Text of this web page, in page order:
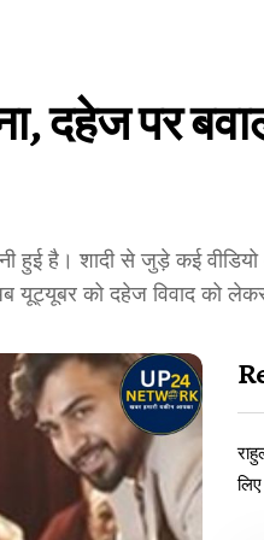
दहेज पर
हुई है। शादी से जुड़े कई
यूट्यूबर को दहेज विवाद को